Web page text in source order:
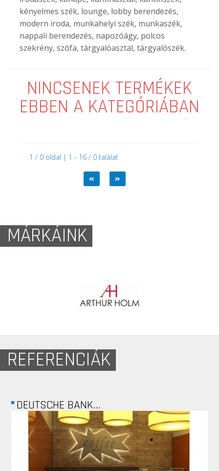
kényelmes szék, lounge, lobby berendezés,
modern iroda, munkahelyi szék, munkaszék,
nappali berendezés, napozóágy, polcos
szekrény, szófa, tárgyalóasztal, tárgyalószék.
NINCSENEK TERMÉKEK
EBBEN A KATEGÓRIÁBAN
1 / 0 oldal | 1 - 16 / 0 találat
MÁRKÁINK
REFERENCIÁK
HIYA HUNGARY...